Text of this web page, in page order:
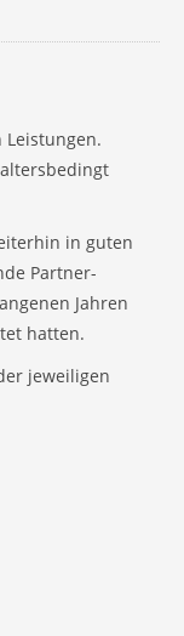
in guten
Partner-
Jahren
hatten.
jeweiligen